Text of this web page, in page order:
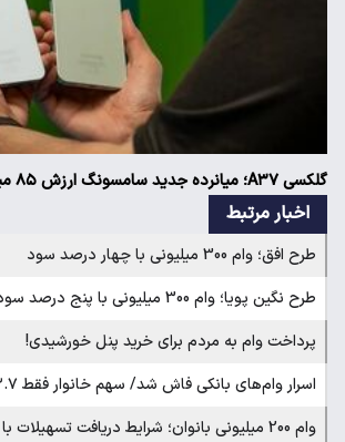
گلکسی A۳۷؛ میانرده جدید سامسونگ ارزش ۸۵ میلیون پول را دارد؟
اخبار مرتبط
طرح افق؛ وام 300 میلیونی با چهار درصد سود
طرح نگین پویا؛ وام 300 میلیونی با پنج درصد سود‌
پرداخت وام به مردم برای خرید پنل‌ خورشیدی!
اسرار وام‌های بانکی فاش شد/ سهم خانوار فقط ۲۳.۷ درصد!
وام 200 میلیونی بانوان؛ شرایط دریافت تسهیلات با 23 درصد سود‌